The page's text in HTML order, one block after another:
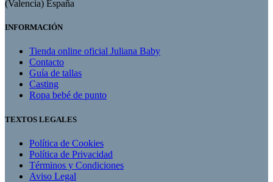
(Valencia) España
INFORMACIÓN
Tienda online oficial Juliana Baby
Contacto
Guía de tallas
Casting
Ropa bebé de punto
TEXTOS LEGALES
Política de Cookies
Política de Privacidad
Términos y Condiciones
Aviso Legal